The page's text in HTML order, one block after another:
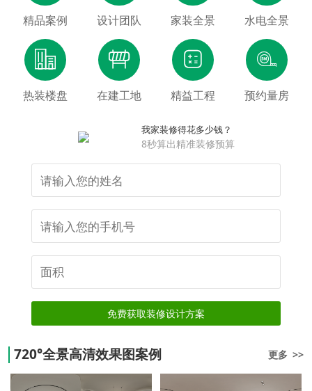
精品案例 设计团队 家装全景 水电全景

热装楼盘

在建工地

精益工程

预约量房
我家装修得花多少钱？
8秒算出精准装修预算
免费获取装修设计方案
720°全景高清效果图案例 更多 >>